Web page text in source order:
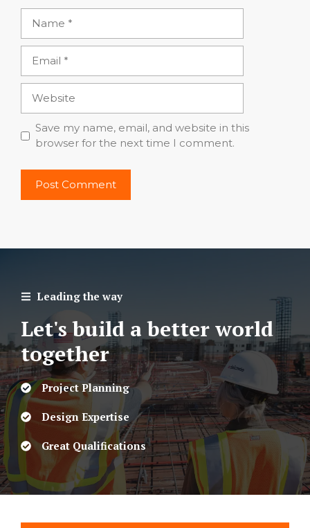
Save my name, email, and website in this
browser for the next time I comment.
Leading the way
Let's build a better world
together
Project Planning
Design Expertise
Great Qualifications